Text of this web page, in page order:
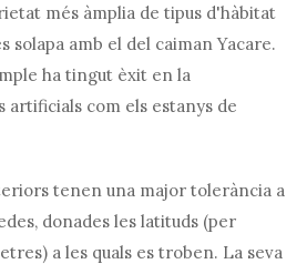
més àmplia de tipus d'hàbitat
solapa amb el del caiman Yacare.
ha tingut èxit en la
artificials com els estanys de
tenen una major tolerància a
donades les latituds (per
a les quals es troben. La seva